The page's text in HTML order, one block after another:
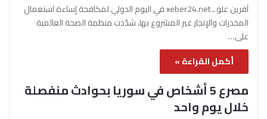
آفرين علو ـ xeber24.net في اليوم الدولي لمكافحة إساءة استعمال
المخدرات والإتجار غير المشروع بها، شدّدت منظمة الصحة العالمية
على…
أكمل القراءة »
مصرع 5 أشخاص في سوريا بحوادث منفصلة
خلال يوم واحد